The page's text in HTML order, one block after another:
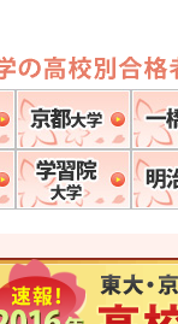
東京大学 京都
東京理科大学 学習